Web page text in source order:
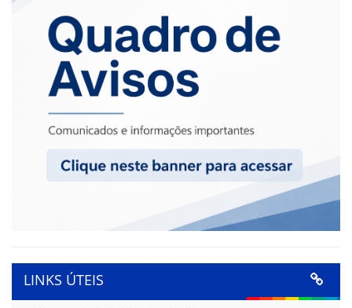
LINKS ÚTEIS